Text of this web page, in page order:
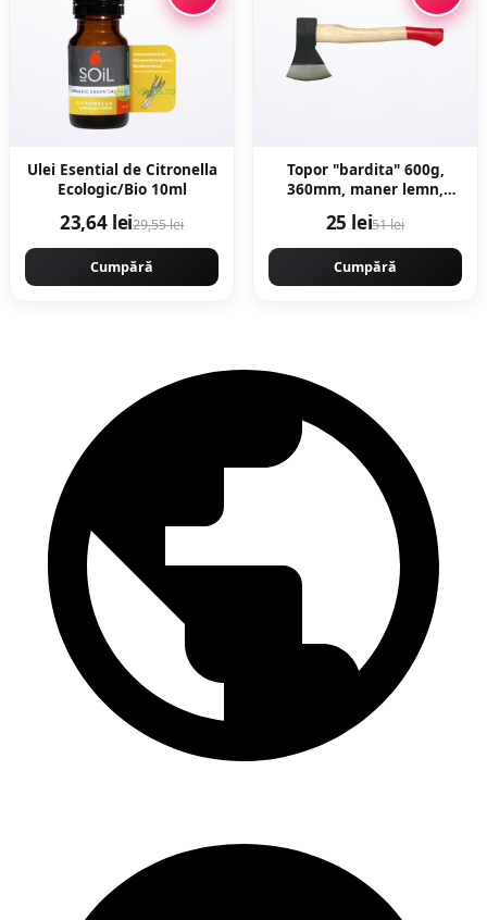
Ulei Esential de Citronella
Ecologic/Bio 10ml
23,64 lei29,55 lei
Cumpără
Topor "bardita" 600g,
360mm, maner lemn,
Tec MX435
25 lei51 lei
Cumpără